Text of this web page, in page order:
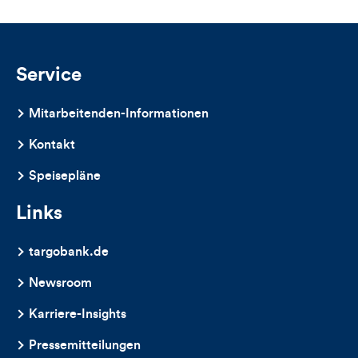
zu
Service
Mitarbeitenden-Informationen
Kontakt
Speisepläne
Links
targobank.de
Newsroom
Karriere-Insights
Pressemitteilungen